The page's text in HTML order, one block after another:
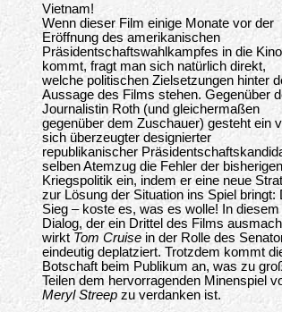
Vietnam!
Wenn dieser Film einige Monate vor der
Eröffnung des amerikanischen
Präsidentschaftswahlkampfes in die
kommt, fragt man sich natürlich direkt,
welche politischen Zielsetzungen hinter
Aussage des Films stehen. Gegenüber
Journalistin Roth (und gleichermaßen
gegenüber dem Zuschauer) gesteht ein
sich überzeugter designierter
republikanischer
selben Atemzug die Fehler der bisherigen
Kriegspolitik ein, indem er eine neue
zur Lösung der Situation ins Spiel bringt:
Sieg – koste es, was es wolle! In diesem
Dialog, der ein Drittel des Films
wirkt Tom Cruise in der Rolle des
eindeutig deplatziert. Trotzdem kommt
Botschaft beim Publikum an, was zu
Teilen dem hervorragenden Minenspiel
Meryl Streep zu verdanken ist.